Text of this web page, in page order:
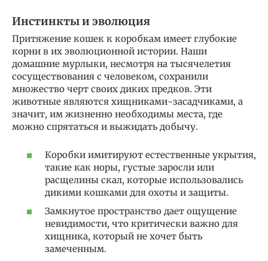
Инстинкты и эволюция
Притяжение кошек к коробкам имеет глубокие
корни в их эволюционной истории. Наши
домашние мурлыки, несмотря на тысячелетия
сосуществования с человеком, сохранили
множество черт своих диких предков. Эти
животные являются хищниками-засадчиками, а
значит, им жизненно необходимы места, где
можно спрятаться и выжидать добычу.
Коробки имитируют естественные укрытия,
такие как норы, густые заросли или
расщелины скал, которые использовались
дикими кошками для охоты и защиты.
Замкнутое пространство дает ощущение
невидимости, что критически важно для
хищника, который не хочет быть
замеченным.